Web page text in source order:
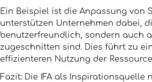
Ein Beispiel ist die Anpassung von
unterstützen Unternehmen dabei,
benutzerfreundlich, sondern auch
zugeschnitten sind. Dies führt zu
effizienteren Nutzung der
Fazit: Die IFA als Inspirationsquelle